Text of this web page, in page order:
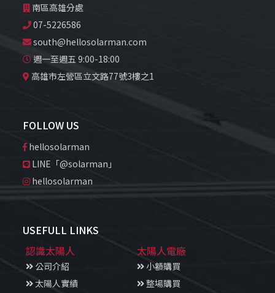
南區高雄分處
07-5226586
south@hellosolarman.com
週一至週五 9:00-18:00
高雄市左營區立文路77號3樓之1
FOLLOW US
hellosolarman
LINE「@solarman」
hellosolarman
USEFULL LINKS
認識太陽人
公司介紹
太陽人實績
太陽人電廠
小額購買
整場購買